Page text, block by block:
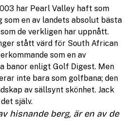
har Pearl Valley haft som
en av landets absolut bästa
de verkligen har uppnått.
stått värd för South African
som en av
banor enligt Golf Digest. Men
inte bara som golfbana; den
av sällsynt skönhet. Jack
själv.
hisnande berg, är en av de